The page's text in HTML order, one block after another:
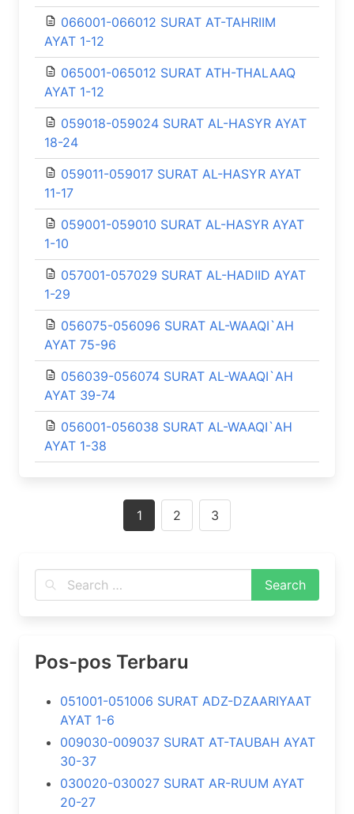
066001-066012 SURAT AT-TAHRIIM
AYAT 1-12
065001-065012 SURAT ATH-THALAAQ
AYAT 1-12
059018-059024 SURAT AL-HASYR AYAT
18-24
059011-059017 SURAT AL-HASYR AYAT
11-17
059001-059010 SURAT AL-HASYR AYAT
1-10
057001-057029 SURAT AL-HADIID AYAT
1-29
056075-056096 SURAT AL-WAAQI`AH
AYAT 75-96
056039-056074 SURAT AL-WAAQI`AH
AYAT 39-74
056001-056038 SURAT AL-WAAQI`AH
AYAT 1-38
1 2 3
Pos-pos Terbaru
051001-051006 SURAT ADZ-DZAARIYAAT
AYAT 1-6
009030-009037 SURAT AT-TAUBAH AYAT
30-37
030020-030027 SURAT AR-RUUM AYAT
20-27